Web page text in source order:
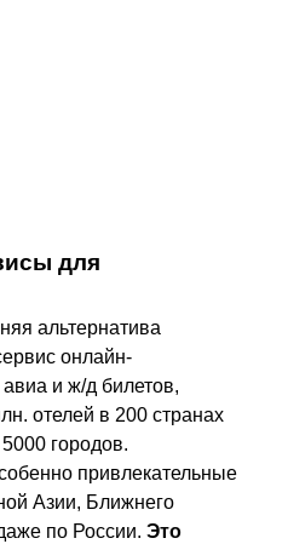
для
альтернатива
онлайн-
и ж/д билетов,
отелей в 200 странах
городов.
привлекательные
Азии, Ближнего
по России. Это